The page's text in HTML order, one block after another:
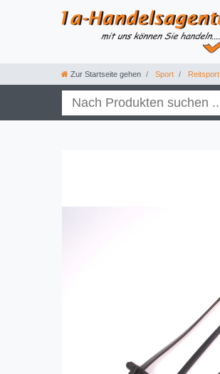
Zur Startseite gehen Sport Reitsport